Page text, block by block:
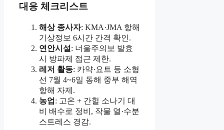
대응 체크리스트
해상 종사자: KMA·JMA 항해
기상정보 6시간 간격 확인.
연안시설 : 너울주의보 발효
시 방파제 접근 제한.
레저 활동: 카약·요트 등 소형
선 7월 4~6일 동해 중부 해역
항해 자제.
농업 : 고온 + 간헐 소나기 대
비 배수로 정비, 작물 열·수분
스트레스 경감.